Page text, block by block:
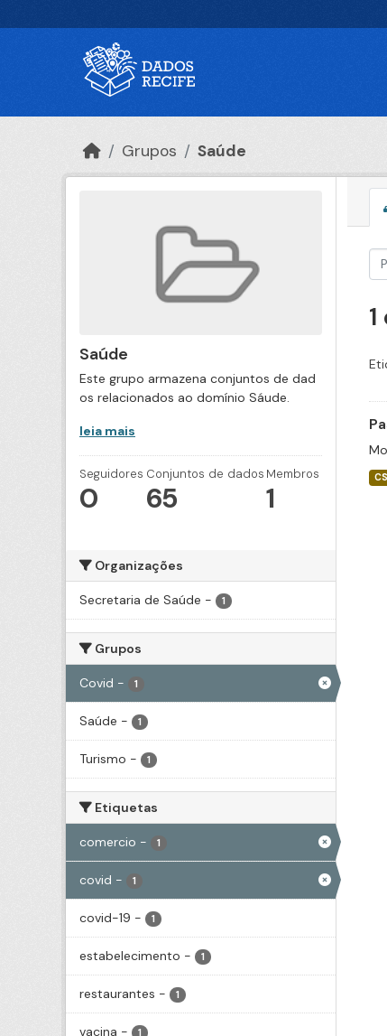
Grupos Saúde
Saúde
Este grupo armazena conjuntos de dad
os relacionados ao domínio Sáude.
leia mais
Seguidores
0
Conjuntos de dados
65
Membros
1
Organizações
Secretaria de Saúde - 1
Grupos
Covid - 1
Saúde - 1
Turismo - 1
Etiquetas
comercio - 1
covid - 1
covid-19 - 1
estabelecimento - 1
restaurantes - 1
vacina - 1